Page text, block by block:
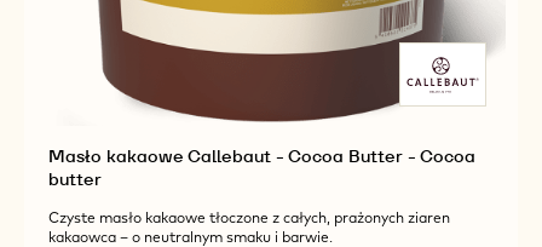
Masło kakaowe Callebaut - Cocoa Butter - Cocoa
butter
Czyste masło kakaowe tłoczone z całych, prażonych ziaren
kakaowca – o neutralnym smaku i barwie.